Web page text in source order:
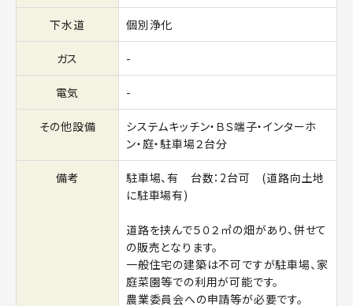
下水道 個別浄化
ガス -
電気 -
その他設備
システムキッチン・ＢＳ端子・インターホ
ン・庭・駐車場２台分
備考
駐車場、有 台数：2台可 (道路向土地
に駐車場有)
道路を挟んで５０２㎡の畑があり、併せて
の販売となります。
一般住宅の建築は不可ですが駐車場、家
庭菜園等での利用が可能です。
農業委員会への申請等が必要です。